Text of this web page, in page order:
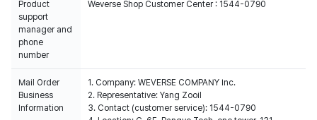
Product
support
manager and
phone
number
Weverse Shop Customer Center : 1544-0790
Mail Order
Business
Information
1. Company: WEVERSE COMPANY Inc.
2. Representative: Yang Zooil
3. Contact (customer service): 1544-0790